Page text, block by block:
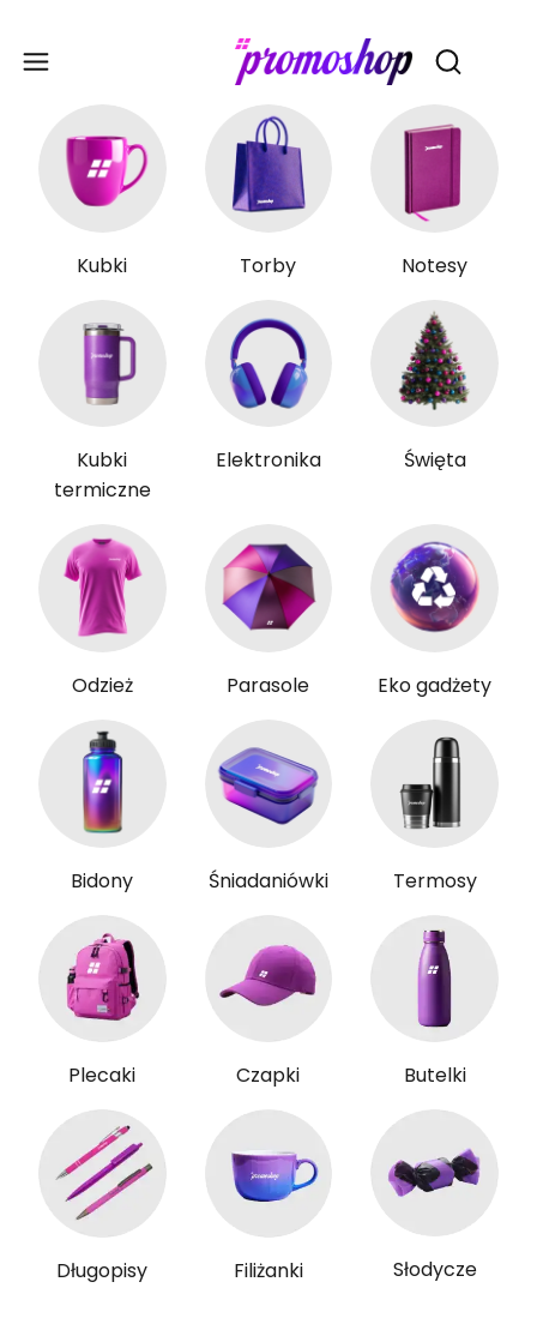
Otwórz
Kubki Torby Notesy
Kubki
termiczne
Elektronika Święta
Odzież Parasole Eko gadżety
Bidony Śniadaniówki Termosy
Plecaki Czapki Butelki
Długopisy Filiżanki Słodycze